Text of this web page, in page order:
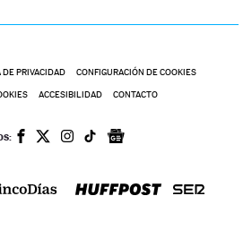
PRIVACIDAD CONFIGURACIÓN DE COOKIES
ACCESIBILIDAD CONTACTO